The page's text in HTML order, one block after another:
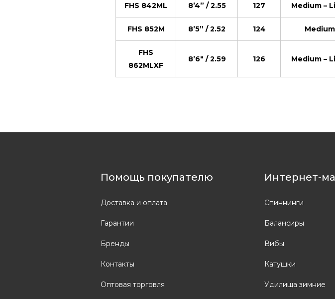
FHS 842ML 8’4” / 2.55 127 Medium –
FHS 852M 8’5” / 2.52 124 Medium
FHS
862MLXF
8’6″ / 2.59 126 Medium –
Помощь покупателю
Доставка и оплата
Гарантии
Бренды
Контакты
Оптовая торговля
Интернет-
Спиннинги
Балансиры
Вибы
Катушки
Удилища зимние